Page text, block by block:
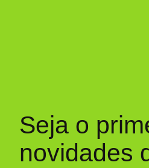
Seja o
novidades